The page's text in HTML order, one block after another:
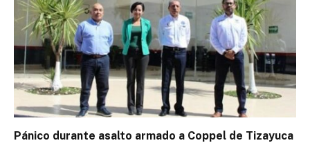
Pánico durante asalto armado a Coppel de Tizayuca